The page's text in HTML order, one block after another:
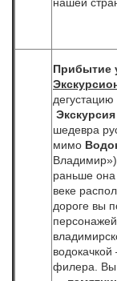
Прибытие
шедевра
мимо
раньше она
веке
дороге вы
филера. Вы